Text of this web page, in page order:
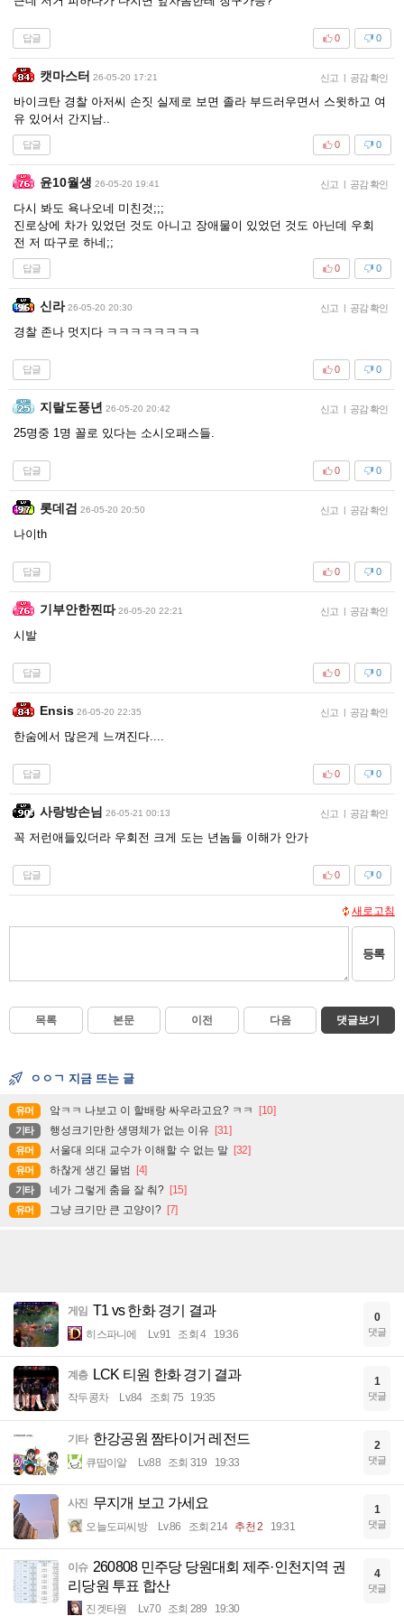
답글 0
0
캣마스터 26-05-20 17:21 신고 | 공감 확인
바이크탄 경찰 아저씨 손짓 실제로 보면 졸라 부드러우면서 스윗하고 여
유 있어서 간지남..
답글 0
0
윤10월생 26-05-20 19:41 신고 | 공감 확인
다시 봐도 욕나오네 미친것;;;
진로상에 차가 있었던 것도 아니고 장애물이 있었던 것도 아닌데 우회
전 저 따구로 하네;;
답글 0
0
신라 26-05-20 20:30 신고 | 공감 확인
경찰 존나 멋지다 ㅋㅋㅋㅋㅋㅋㅋㅋ
답글 0
0
지랄도풍년 26-05-20 20:42 신고 | 공감 확인
25명중 1명 꼴로 있다는 소시오패스들.
답글 0
0
롯데검 26-05-20 20:50 신고 | 공감 확인
나이th
답글 0
0
기부안한찐따 26-05-20 22:21 신고 | 공감 확인
시발
답글 0
0
Ensis 26-05-20 22:35 신고 | 공감 확인
한숨에서 많은게 느껴진다....
답글 0
0
사랑방손님 26-05-21 00:13 신고 | 공감 확인
꼭 저런애들있더라 우회전 크게 도는 년놈들 이해가 안가
답글 0
0
새로고침
등록
목록 본문 이전 다음 댓글보기
ㅇㅇㄱ 지금 뜨는 글
유머 앜ㅋㅋ 나보고 이 할배랑 싸우라고요? ㅋㅋ [10]
기타 행성크기만한 생명체가 없는 이유 [31]
유머 서울대 의대 교수가 이해할 수 없는 말 [32]
유머 하찮게 생긴 물범 [4]
기타 네가 그렇게 춤을 잘 춰? [15]
유머 그냥 크기만 큰 고양이? [7]
게임 T1 vs 한화 경기 결과
히스파니에 Lv.91 조회 4 19:36
0
댓글
계층 LCK 티원 한화 경기 결과
작두콩차 Lv.84 조회 75 19:35
1
댓글
기타 한강공원 짬타이거 레전드
큐땁이알 Lv.88 조회 319 19:33
2
댓글
사진 무지개 보고 가세요
오늘도피씨방 Lv.86 조회 214 추천 2 19:31
1
댓글
이슈 260808 민주당 당원대회 제주·인천지역 권
리당원 투표 합산
진겟타원 Lv.70 조회 289 19:30
4
댓글